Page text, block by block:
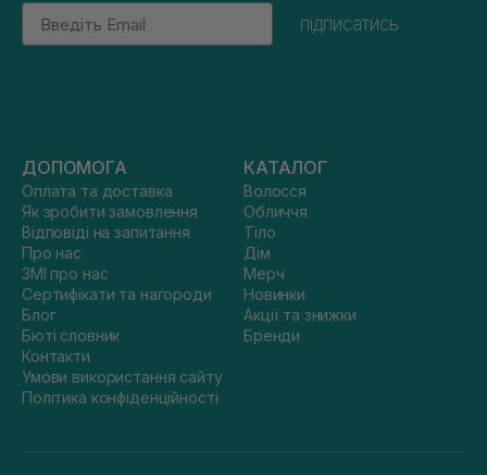
Email
підписатись
ДОПОМОГА
Оплата та доставка
Як зробити замовлення
Відповіді на запитання
Про нас
ЗМІ про нас
Сертифікати та нагороди
Блог
Бюті словник
Контакти
Умови використання сайту
Політика конфіденційності
КАТАЛОГ
Волосся
Обличчя
Тіло
Дім
Мерч
Новинки
Акції та знижки
Бренди